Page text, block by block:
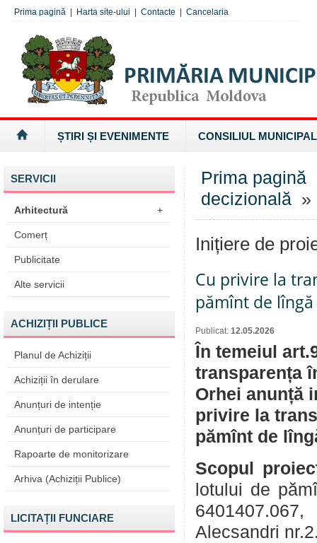
Prima pagină Harta site-ului Contacte Cancelaria
ȘTIRI ȘI EVENIMENTE CONSILIUL MUNICIPAL
SERVICII
Arhitectură +
Comerț
Publicitate
Alte servicii
ACHIZIȚII PUBLICE
Planul de Achiziții
Achiziții în derulare
Anunțuri de intenție
Anunțuri de participare
Rapoarte de monitorizare
Arhiva (Achiziții Publice)
LICITAȚII FUNCIARE
Prima pagină
decizională »
Inițiere de
Cu privire la
pămînt de
Publicat: 12.05.2026
În temeiul
transparența
Orhei anunță
privire la
pămînt de
Scopul
lotului de
Alecsandri